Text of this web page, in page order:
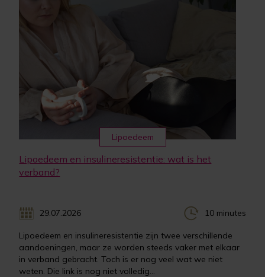
Lipoedeem
Lipoedeem en insulineresistentie: wat is het
verband?
29.07.2026 10 minutes
Lipoedeem en insulineresistentie zijn twee verschillende
aandoeningen, maar ze worden steeds vaker met elkaar
in verband gebracht. Toch is er nog veel wat we niet
weten. Die link is nog niet volledig...